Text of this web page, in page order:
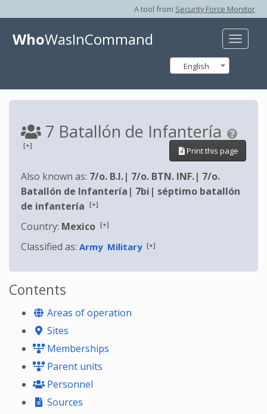
A tool from Security Force Monitor
Toggle
WhoWasInCommand
English
7 Batallón de Infantería
[+]
Print this page
Also known as: 7/o. B.I.| 7/o. BTN. INF.| 7/o.
Batallón de Infantería | 7bi | séptimo batallón
de infantería [+]
Country: Mexico [+]
Classified as: Army Military [+]
Contents
Areas of operation
Sites
Memberships
Parent units
Personnel
Sources